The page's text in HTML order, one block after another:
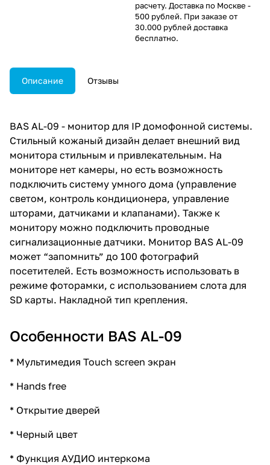
расчету. Доставка по Москве -
500 рублей. При заказе от
30.000 рублей доставка
бесплатно.
Описание Отзывы
BAS AL-09 - монитор для IP домофонной системы.
Стильный кожаный дизайн делает внешний вид
монитора стильным и привлекательным. На
мониторе нет камеры, но есть возможность
подключить систему умного дома (управление
светом, контроль кондиционера, управление
шторами, датчиками и клапанами). Также к
монитору можно подключить проводные
сигнализационные датчики. Монитор BAS AL-09
может “запомнить” до 100 фотографий
посетителей. Есть возможность использовать в
режиме фоторамки, с использованием слота для
SD карты. Накладной тип крепления.
Особенности BAS AL-09
* Мультимедия Touch screen экран
* Hands free
* Открытие дверей
* Черный цвет
* Функция АУДИО интеркома